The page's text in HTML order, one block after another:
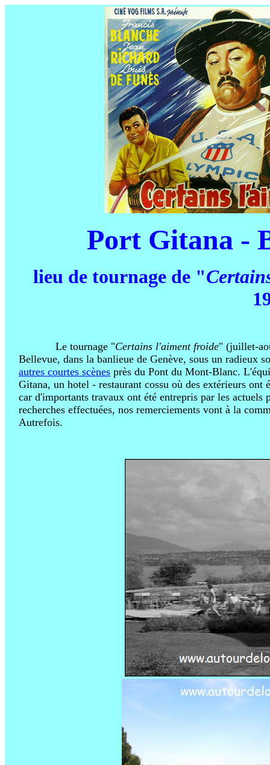
Port Gitana -
lieu de tournage de "
Le tournage "Certains l'aiment froide" (juillet-
Bellevue, dans la banlieue de Genève, sous un radieux
autres courtes scènes près du Pont du Mont-Blanc.
Gitana, un hotel - restaurant cossu où des extérieurs
car d'importants travaux ont été entrepris par les
recherches effectuées, nos remerciements vont à la
Autrefois.